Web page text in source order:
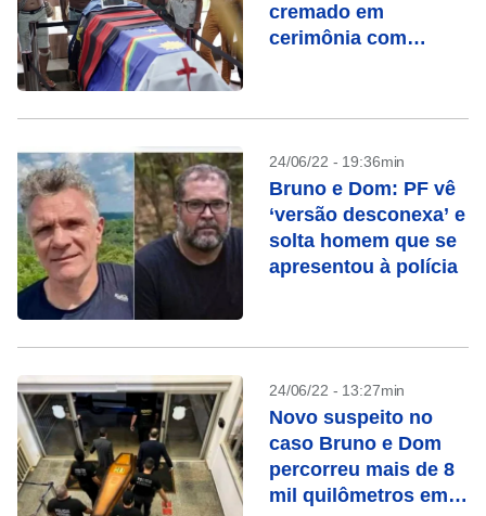
cremado em
cerimônia com
24/06/22 - 19:36min
Bruno e Dom: PF vê
‘versão desconexa’ e
solta homem que se
apresentou à polícia
24/06/22 - 13:27min
Novo suspeito no
caso Bruno e Dom
percorreu mais de 8
mil quilômetros em